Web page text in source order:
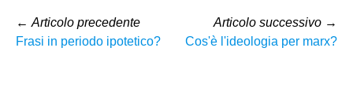
← Articolo precedente
Frasi in periodo ipotetico?
Articolo successivo →
Cos'è l'ideologia per marx?